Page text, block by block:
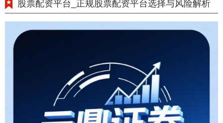
股票配资平台_正规股票配资平台选择与风险解析